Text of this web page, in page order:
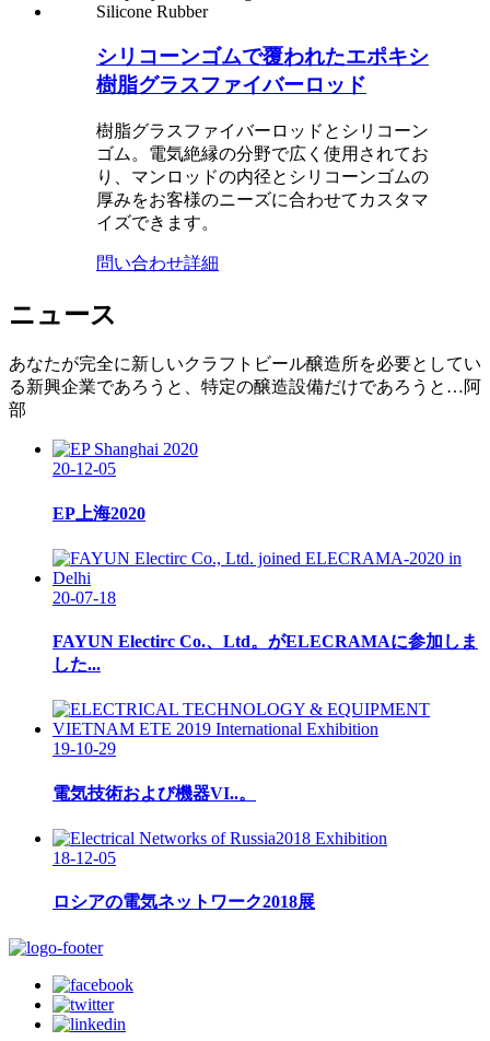
シリコーンゴムで覆われたエポキシ
樹脂グラスファイバーロッド
樹脂グラスファイバーロッドとシリコーン
ゴム。電気絶縁の分野で広く使用されてお
り、マンロッドの内径とシリコーンゴムの
厚みをお客様のニーズに合わせてカスタマ
イズできます。
問い合わせ詳細
ニュース
あなたが完全に新しいクラフトビール醸造所を必要としてい
る新興企業であろうと、特定の醸造設備だけであろうと…阿
部
20-12-05
EP上海2020
20-07-18
FAYUN Electirc Co.、Ltd。がELECRAMAに参加しま
した...
19-10-29
電気技術および機器VI..。
18-12-05
ロシアの電気ネットワーク2018展